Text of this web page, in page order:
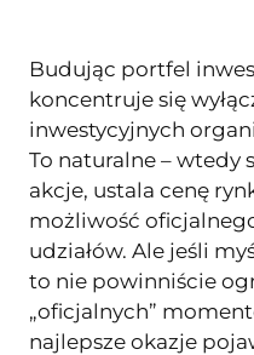
Budując portfel
koncentruje się
inwestycyjnych
To naturalne – wtedy
akcje, ustala cenę
możliwość
udziałów. Ale jeśli
to nie powinniście
„oficjalnych”
najlepsze okazje